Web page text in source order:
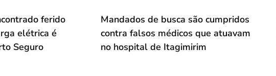
ferido
elétrica é
Seguro
Mandados de busca são cumpridos
contra falsos médicos que atuavam
no hospital de Itagimirim